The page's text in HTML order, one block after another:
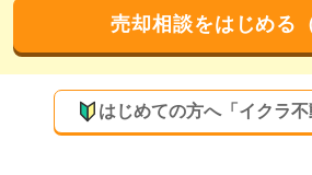
売却相談をはじめる
はじめての方へ「イクラ
売却に至るまでのプロセスを
トラブルを回避します！
弊社では、物件の調査や買い手に対
ションなど、購入希望者が物件の購